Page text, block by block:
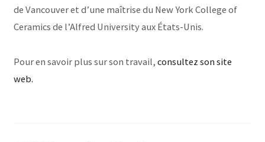
de Vancouver et d’une maîtrise du New York College of
Ceramics de l’Alfred University aux États-Unis.
Pour en savoir plus sur son travail,consultez son site
web.